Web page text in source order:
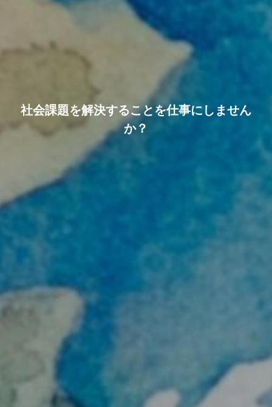
社会課題を解決すること を仕事に し ません
か？